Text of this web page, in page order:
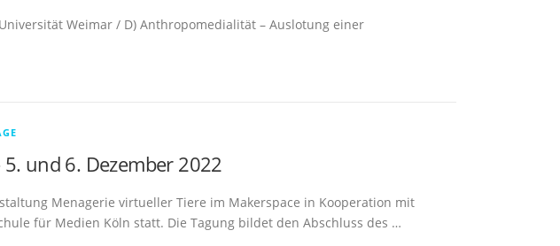
Universität Weimar / D) Anthropomedialität – Auslotung einer
und 6. Dezember 2022
Menagerie virtueller Tiere im Makerspace in Kooperation mit
für Medien Köln statt. Die Tagung bildet den Abschluss des …